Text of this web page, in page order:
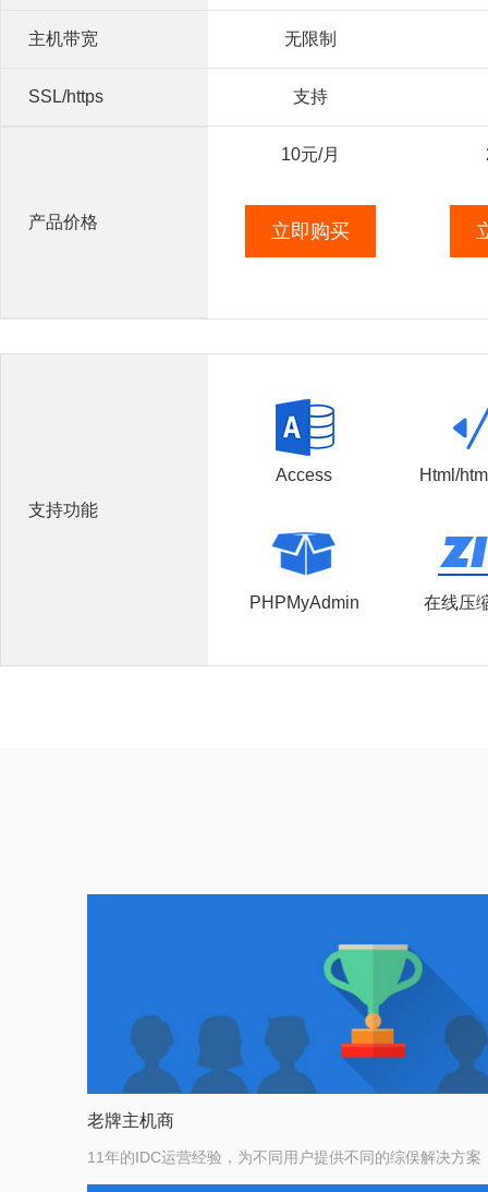
主机带宽
SSL/https
产品价格
无限制
支持
10元/月
立即购买
支持功能
Access Html/
PHPMyAdmin 在线压
老牌主机商
11年的IDC运营经验，为不同用户提供不同的综俣解决方案